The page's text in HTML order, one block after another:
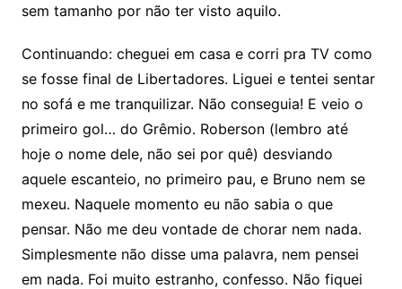
sem tamanho por não ter visto aquilo.
Continuando: cheguei em casa e corri pra TV como
se fosse final de Libertadores. Liguei e tentei sentar
no sofá e me tranquilizar. Não conseguia! E veio o
primeiro gol… do Grêmio. Roberson (lembro até
hoje o nome dele, não sei por quê) desviando
aquele escanteio, no primeiro pau, e Bruno nem se
mexeu. Naquele momento eu não sabia o que
pensar. Não me deu vontade de chorar nem nada.
Simplesmente não disse uma palavra, nem pensei
em nada. Foi muito estranho, confesso. Não fiquei